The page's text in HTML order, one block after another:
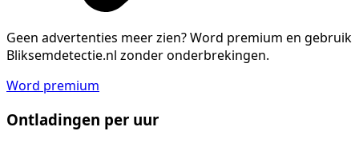
Geen advertenties meer zien?Word premium en gebruik
Bliksemdetectie.nl zonder onderbrekingen.
Word premium
Ontladingen per uur